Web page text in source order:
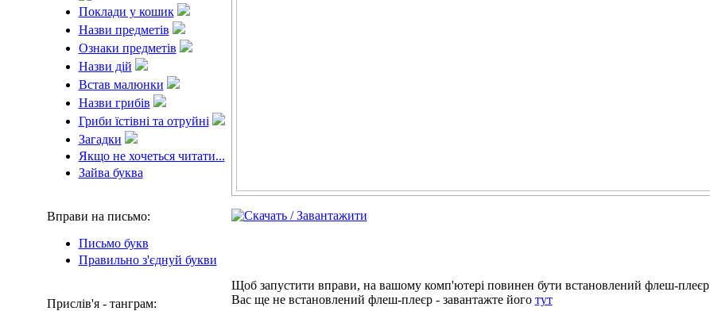
Поклади у кошик
Назви предметів
Ознаки предметів
Назви дій
Встав малюнки
Назви грибів
Гриби їстівні та отруйні
Загадки
Якщо не хочеться читати...
Зайва буква
Вправи на письмо:
Письмо букв
Правильно з'єднуй букви
Прислів'я - танграм:
Щоб запустити вправи, на вашому комп'ютері повинен бути встановлений флеш-плеєр
Вас ще не встановлений флеш-плеєр - завантажте його тут